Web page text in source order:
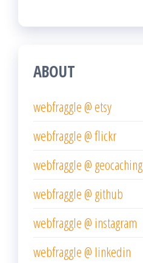
ABOUT
webfraggle @ etsy
webfraggle @ flickr
webfraggle @ geocaching
webfraggle @ github
webfraggle @ instagram
webfraggle @ linkedin